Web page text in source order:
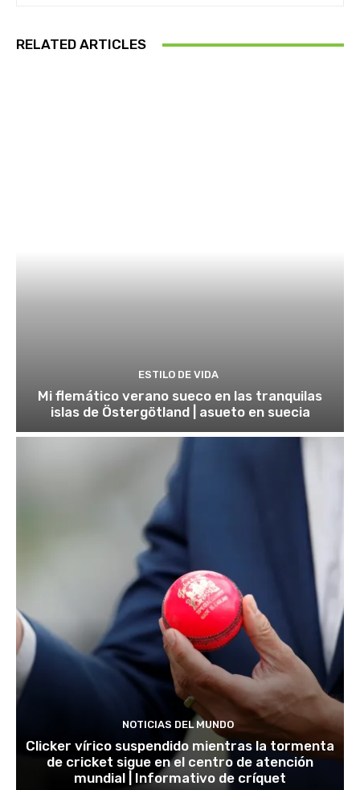
RELATED ARTICLES
ESTILO DE VIDA
Mi flemático verano sueco en las tranquilas
islas de Östergötland | asueto en suecia
NOTICIAS DEL MUNDO
Clicker vírico suspendido mientras la tormenta
de cricket sigue en el centro de atención
mundial | Informativo de críquet